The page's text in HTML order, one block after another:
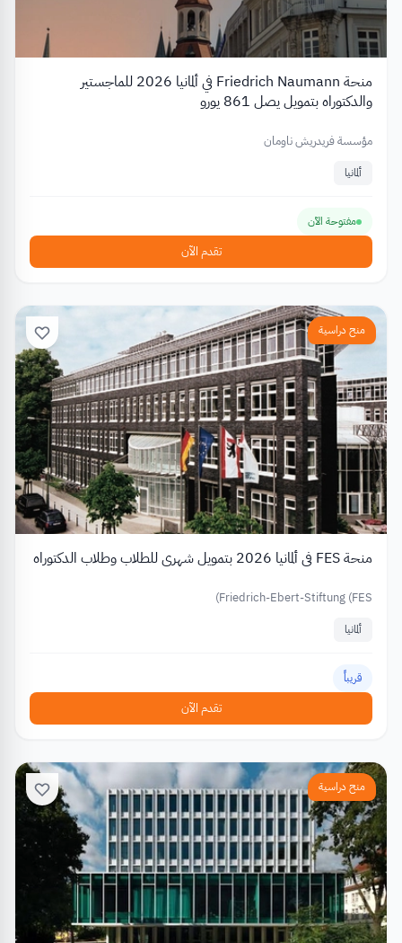
منحة Friedrich Naumann في ألمانيا 2026 للماجستير
والدكتوراه بتمويل يصل 861 يورو
مؤسسة فريدريش ناومان
ألمانيا
مفتوحة الآن
تقدم الآن
منح دراسية
منحة FES في ألمانيا 2026 بتمويل شهري للطلاب وطلاب الدكتوراه
Friedrich-Ebert-Stiftung (FES)
ألمانيا
قريباً
تقدم الآن
منح دراسية